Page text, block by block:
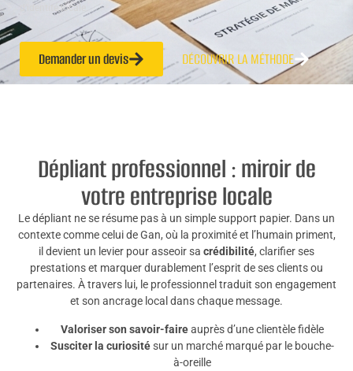
d’identité locale.
Demander un devis DÉCOUVRIR LA MÉTHODE
Dépliant professionnel : miroir de
votre entreprise locale
Le dépliant ne se résume pas à un simple support papier. Dans un
contexte comme celui de Gan, où la proximité et l’humain priment,
il devient un levier pour asseoir sa crédibilité, clarifier ses
prestations et marquer durablement l’esprit de ses clients ou
partenaires. À travers lui, le professionnel traduit son engagement
et son ancrage local dans chaque message.
Valoriser son savoir-faireauprès d’une clientèle fidèle
Susciter la curiositésur un marché marqué par le bouche-
à-oreille